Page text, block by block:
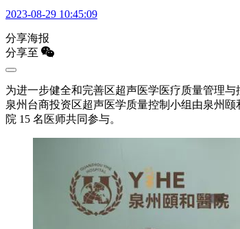
2023-08-29 10:45:09
分享海报
分享至
为进一步健全和完善区超声医学医疗质量管理
泉州台商投资区超声医学质量控制小组由泉州
院 15 名医师共同参与。